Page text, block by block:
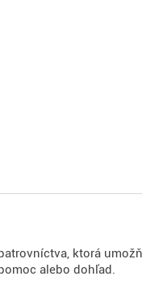
ktorá
alebo dohľad.